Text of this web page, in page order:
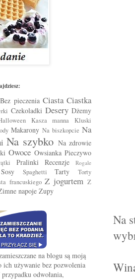
Na
Bez pieczenia Ciasta Ciastka
Czekoladki Desery Dżemy
Kasza manna
Kluski
Makarony Na biszkopcie Na
Na szybko Na zdrowie
Owoce Owsianka Pieczywo
Pralinki Recenzje Rogale
Sosy Spaghetti Tarty Torty
francuskiego Z jogurtem Z
napoje Zupy
na blogu są moją
ich używanie bez pozwolenia
odwołania,